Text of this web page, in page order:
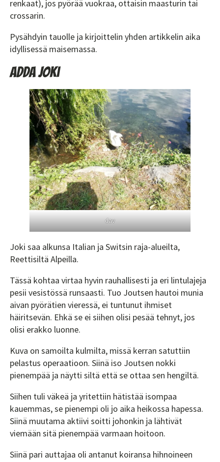
renkaat), jos pyörää vuokraa, ottaisin maasturin tai
crossarin.
Pysähdyin tauolle ja kirjoittelin yhden artikkelin aika
idyllisessä maisemassa.
Adda joki
dav
Joki saa alkunsa Italian ja Switsin raja-alueilta,
Reettisiltä Alpeilla.
Tässä kohtaa virtaa hyvin rauhallisesti ja eri lintulajeja
pesii vesistössä runsaasti. Tuo Joutsen hautoi munia
aivan pyörätien vieressä, ei tuntunut ihmiset
häiritsevän. Ehkä se ei siihen olisi pesää tehnyt, jos
olisi erakko luonne.
Kuva on samoilta kulmilta, missä kerran satuttiin
pelastus operaatioon. Siinä iso Joutsen nokki
pienempää ja näytti siltä että se ottaa sen hengiltä.
Siihen tuli väkeä ja yritettiin hätistää isompaa
kauemmas, se pienempi oli jo aika heikossa hapessa.
Siinä muutama aktiivi soitti johonkin ja lähtivät
viemään sitä pienempää varmaan hoitoon.
Siinä pari auttajaa oli antanut koiransa hihnoineen